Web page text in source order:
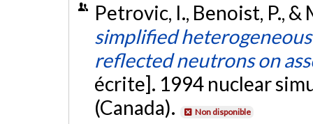
Petrovic, I., Benoist, P.,
simplified
reflected neutrons on
écrite]. 1994 nuclear
(Canada).
Non disponible